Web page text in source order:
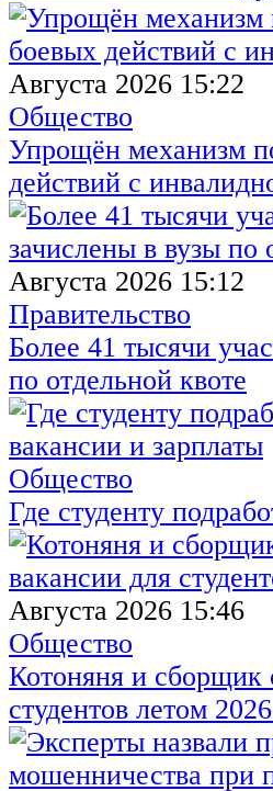
Августа 2026 15:22
Общество
Упрощён механизм
действий с
Августа 2026 15:12
Правительство
Более 41 тысячи
по отдельной квоте
Общество
Где студенту
Августа 2026 15:46
Общество
Котоняня и сборщик
студентов летом